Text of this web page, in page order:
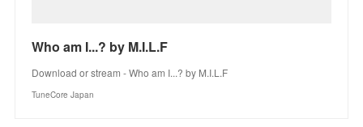
Who am I...? by M.I.L.F
Download or stream - Who am I...? by M.I.L.F
TuneCore Japan